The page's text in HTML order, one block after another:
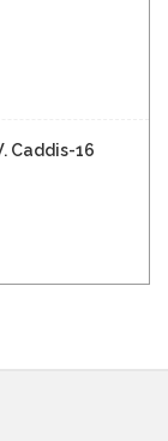
Caddis-16